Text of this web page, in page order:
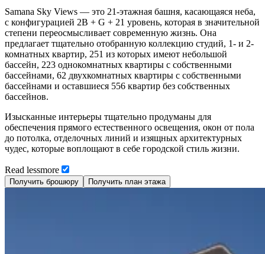
Samana Sky Views — это 21-этажная башня, касающаяся неба,
с конфигурацией 2B + G + 21 уровень, которая в значительной
степени переосмысливает современную жизнь. Она
предлагает тщательно отобранную коллекцию студий, 1- и 2-
комнатных квартир, 251 из которых имеют небольшой
бассейн, 223 однокомнатных квартиры с собственными
бассейнами, 62 двухкомнатных квартиры с собственными
бассейнами и оставшиеся 556 квартир без собственных
бассейнов.
Изысканные интерьеры тщательно продуманы для
обеспечения прямого естественного освещения, окон от пола
до потолка, отделочных линий и изящных архитектурных
чудес, которые воплощают в себе городской стиль жизни.
Read lessmore
Получить брошюру Получить план этажа